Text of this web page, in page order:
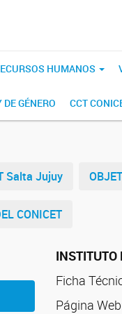
HUMANOS
GÉNERO CCT
Salta Jujuy
CONICET
Ficha
Página